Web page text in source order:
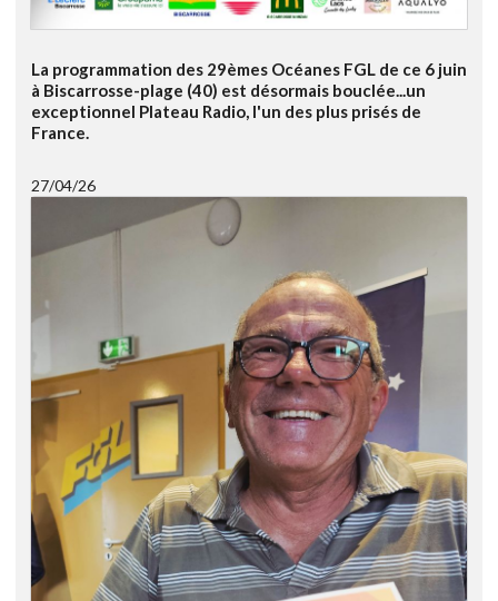
La programmation des 29èmes Océanes FGL de ce 6 juin
à Biscarrosse-plage (40) est désormais bouclée...un
exceptionnel Plateau Radio, l'un des plus prisés de
France.
27/04/26